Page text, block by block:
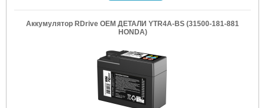
Аккумулятор RDrive OEM ДЕТАЛИ YTR4A-BS (31500-181-881
HONDA)